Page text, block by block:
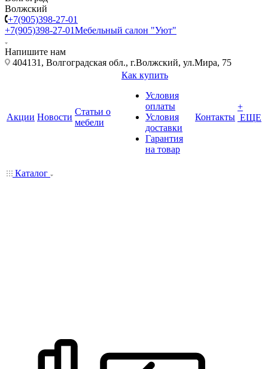
Волжский
+7(905)398-27-01
+7(905)398-27-01Мебельный салон "Уют"
Напишите нам
404131, Волгоградская обл., г.Волжский, ул.Мира, 75
Акции Новости
Статьи о
мебели
Как купить
Условия
оплаты
Условия
доставки
Гарантия
на товар
Контакты
+
ЕЩЕ
Каталог